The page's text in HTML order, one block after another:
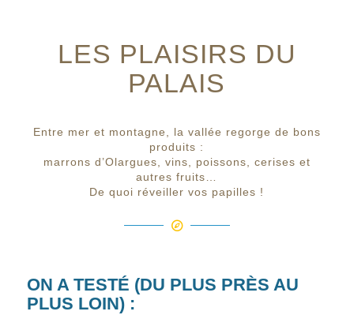
LES PLAISIRS DU
PALAIS
Entre mer et montagne, la vallée regorge de bons
produits :
marrons d’Olargues, vins, poissons, cerises et
autres fruits…
De quoi réveiller vos papilles !
ON A TESTÉ (DU PLUS PRÈS AU
PLUS LOIN) :